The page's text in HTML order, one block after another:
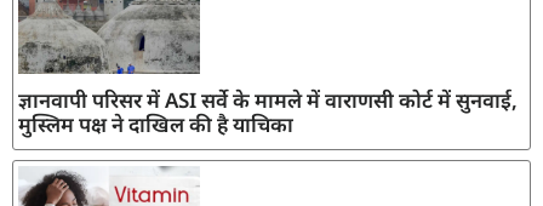
ज्ञानवापी परिसर में ASI सर्वे के मामले में वाराणसी कोर्ट में सुनवाई,
मुस्लिम पक्ष ने दाखिल की है याचिका